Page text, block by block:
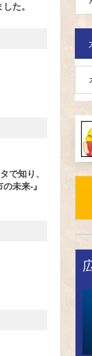
た。
で知り、
未来-』